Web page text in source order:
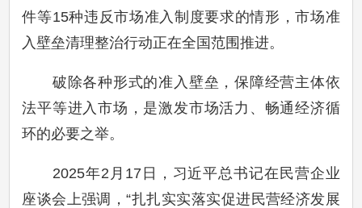
件等15种违反市场准入制度要求的情形，市场准
入壁垒清理整治行动正在全国范围推进。
破除各种形式的准入壁垒，保障经营主体依
法平等进入市场，是激发市场活力、畅通经济循
环的必要之举。
2025年2月17日，习近平总书记在民营企业
座谈会上强调，“扎扎实实落实促进民营经济发展